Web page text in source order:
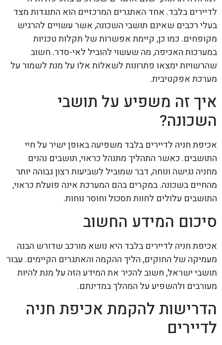
לדיירים בלבד. אחד האתגרים המרכזיים הוא התנגדות מצד
בעלי רכבים שאינם תושבי השכונה, אשר עשויים להרגיש
מקופחים. כמו כן, קיימת אפשרות של תקלות טכניות
במערכות האכיפה, מה שעשוי להוביל לאי-סדר. חשוב
שהרשויות ימצאו פתרונות לשאלות אלו על מנת לשמור על
מערכת אפקטיבית.
איך זה משפיע על תושבי
השכונה?
אכיפת חניה לדיירים בלבד משפיעה באופן ישיר על חיי
התושבים. כאשר התהליך מתנהל כראוי, תושבים נהנים
מחניה נגישה ונוחה, דבר שמוביל לשביעות רצון גבוהה יותר
מהחיים בשכונה. במקרים בהם המערכת אינה פועלת כראוי,
התושבים עלולים לחוות תסכול וחוסר נוחות.
סיכום המידע החשוב
אכיפת חניה לדיירים בלבד היא נושא מורכב שדורש הבנה
מעמיקה של החוקים, הליך ההקמה והאתגרים הקיימים. עבור
תושבי ישראל, חשוב להכיר את המידע הזה על מנת להיות
מעורבים ולהשפיע על המהלך במדינתם.
הדרישות להקמת אכיפת חניה
לדיירים